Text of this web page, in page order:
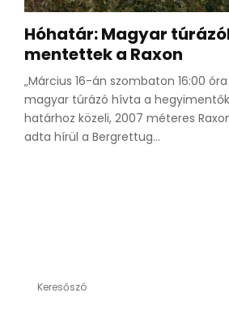
Hóhatár: Magyar
mentettek a Raxon
„Március 16-án szombaton 16:00
magyar túrázó hívta a
határhoz közeli, 2007 méteres
adta hírül a Bergrettug...